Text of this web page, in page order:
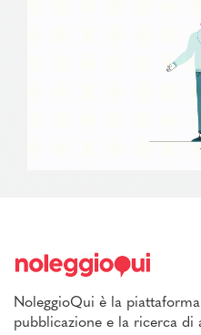
NoleggioQui è la
pubblicazione e la ricerca di